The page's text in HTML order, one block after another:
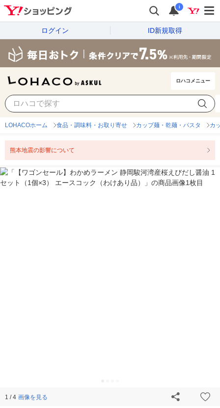
i
ログイン ID新規取得
ロハコメニュー
LOHACOホーム 食品・調味料・お取り寄せ カップ麺・乾麺・パスタ カ
熊本地震の影響について
1 / 4 画像を見る